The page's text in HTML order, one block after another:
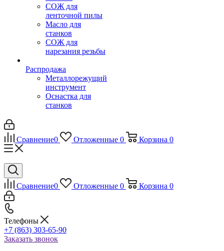
СОЖ для
ленточной пилы
Масло для
станков
СОЖ для
нарезания резьбы
Распродажа
Металлорежущий
инструмент
Оснастка для
станков
Сравнение0 Отложенные 0 Корзина 0
Сравнение0 Отложенные 0 Корзина 0
Телефоны
+7 (863) 303-65-90
Заказать звонок